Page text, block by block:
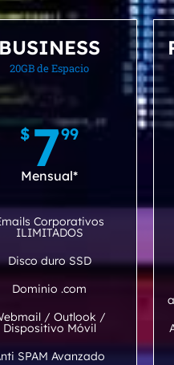
BUSINESS
20GB de Espacio
$ 799
Mensual*
Corporativos
ILIMITADOS
Disco duro SSD
Dominio .com
/ Outlook /
Dispositivo Móvil
SPAM Avanzado